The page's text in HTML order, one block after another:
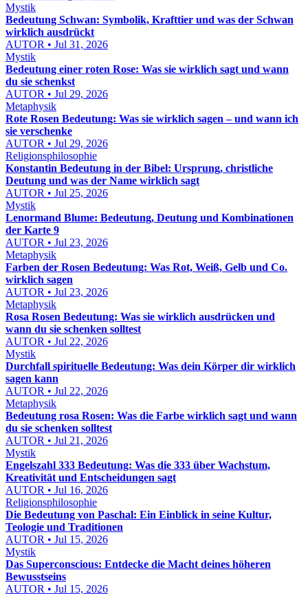
Mystik
Bedeutung Schwan: Symbolik, Krafttier und was der Schwan
wirklich ausdrückt
AUTOR • Jul 31, 2026
Mystik
Bedeutung einer roten Rose: Was sie wirklich sagt und wann
du sie schenkst
AUTOR • Jul 29, 2026
Metaphysik
Rote Rosen Bedeutung: Was sie wirklich sagen – und wann ich
sie verschenke
AUTOR • Jul 29, 2026
Religionsphilosophie
Konstantin Bedeutung in der Bibel: Ursprung, christliche
Deutung und was der Name wirklich sagt
AUTOR • Jul 25, 2026
Mystik
Lenormand Blume: Bedeutung, Deutung und Kombinationen
der Karte 9
AUTOR • Jul 23, 2026
Metaphysik
Farben der Rosen Bedeutung: Was Rot, Weiß, Gelb und Co.
wirklich sagen
AUTOR • Jul 23, 2026
Metaphysik
Rosa Rosen Bedeutung: Was sie wirklich ausdrücken und
wann du sie schenken solltest
AUTOR • Jul 22, 2026
Mystik
Durchfall spirituelle Bedeutung: Was dein Körper dir wirklich
sagen kann
AUTOR • Jul 22, 2026
Metaphysik
Bedeutung rosa Rosen: Was die Farbe wirklich sagt und wann
du sie schenken solltest
AUTOR • Jul 21, 2026
Mystik
Engelszahl 333 Bedeutung: Was die 333 über Wachstum,
Kreativität und Entscheidungen sagt
AUTOR • Jul 16, 2026
Religionsphilosophie
Die Bedeutung von Paschal: Ein Einblick in seine Kultur,
Teologie und Traditionen
AUTOR • Jul 15, 2026
Mystik
Das Superconscious: Entdecke die Macht deines höheren
Bewusstseins
AUTOR • Jul 15, 2026